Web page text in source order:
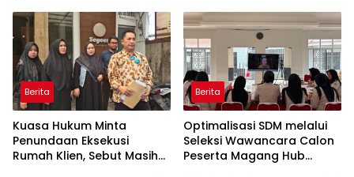
Berita
Kuasa Hukum Minta
Penundaan Eksekusi
Rumah Klien, Sebut Masih
Berita
Optimalisasi SDM melalui
Seleksi Wawancara Calon
Peserta Magang Hub